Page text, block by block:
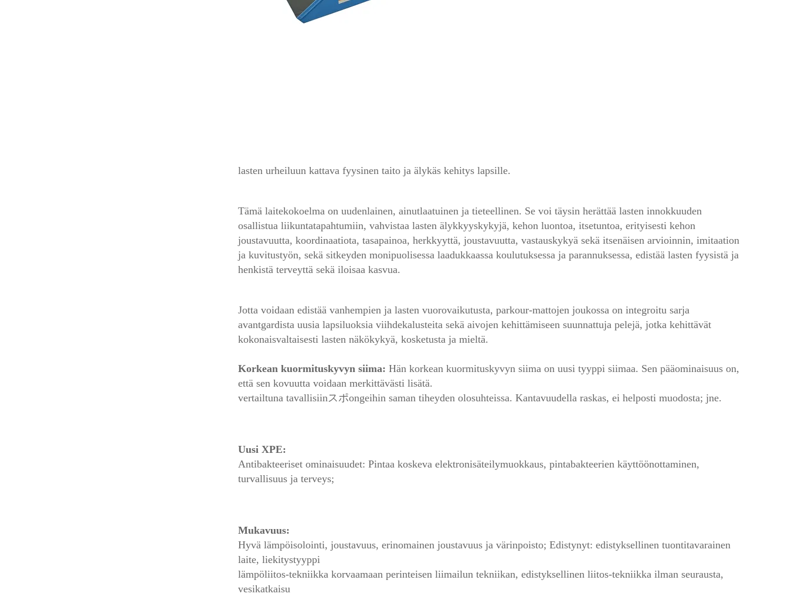
lasten urheiluun kattava fyysinen taito ja älykäs kehitys lapsille.
Tämä laitekokoelma on uudenlainen, ainutlaatuinen ja tieteellinen. Se voi täysin herättää lasten innokkuuden
osallistua liikuntatapahtumiin, vahvistaa lasten älykkyyskykyjä, kehon luontoa, itsetuntoa, erityisesti kehon
joustavuutta, koordinaatiota, tasapainoa, herkkyyttä, joustavuutta, vastauskykyä sekä itsenäisen arvioinnin, imitaation
ja kuvitustyön, sekä sitkeyden monipuolisessa laadukkaassa koulutuksessa ja parannuksessa, edistää lasten fyysistä ja
henkistä terveyttä sekä iloisaa kasvua.
Jotta voidaan edistää vanhempien ja lasten vuorovaikutusta, parkour-mattojen joukossa on integroitu sarja
avantgardista uusia lapsiluoksia viihdekalusteita sekä aivojen kehittämiseen suunnattuja pelejä, jotka kehittävät
kokonaisvaltaisesti lasten näkökykyä, kosketusta ja mieltä.
Korkean kuormituskyvyn siima: Hän korkean kuormituskyvyn siima on uusi tyyppi siimaa. Sen pääominaisuus on,
että sen kovuutta voidaan merkittävästi lisätä.
vertailtuna tavallisiinスポongeihin saman tiheyden olosuhteissa. Kantavuudella raskas, ei helposti muodosta; jne.
Uusi XPE:
Antibakteeriset ominaisuudet: Pintaa koskeva elektronisäteilymuokkaus, pintabakteerien käyttöönottaminen,
turvallisuus ja terveys;
Mukavuus:
Hyvä lämpöisolointi, joustavuus, erinomainen joustavuus ja värinpoisto; Edistynyt: edistyksellinen tuontitavarainen
laite, liekitystyyppi
lämpöliitos-tekniikka korvaamaan perinteisen liimailun tekniikan, edistyksellinen liitos-tekniikka ilman seurausta,
vesikatkaisu